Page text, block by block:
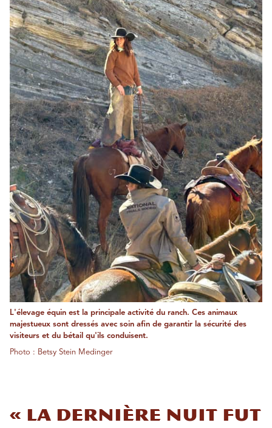
L'élevage équin est la principale activité du ranch. Ces animaux
majestueux sont dressés avec soin afin de garantir la sécurité des
visiteurs et du bétail qu'ils conduisent.
Photo : Betsy Stein Medinger
« La dernière nuit fut